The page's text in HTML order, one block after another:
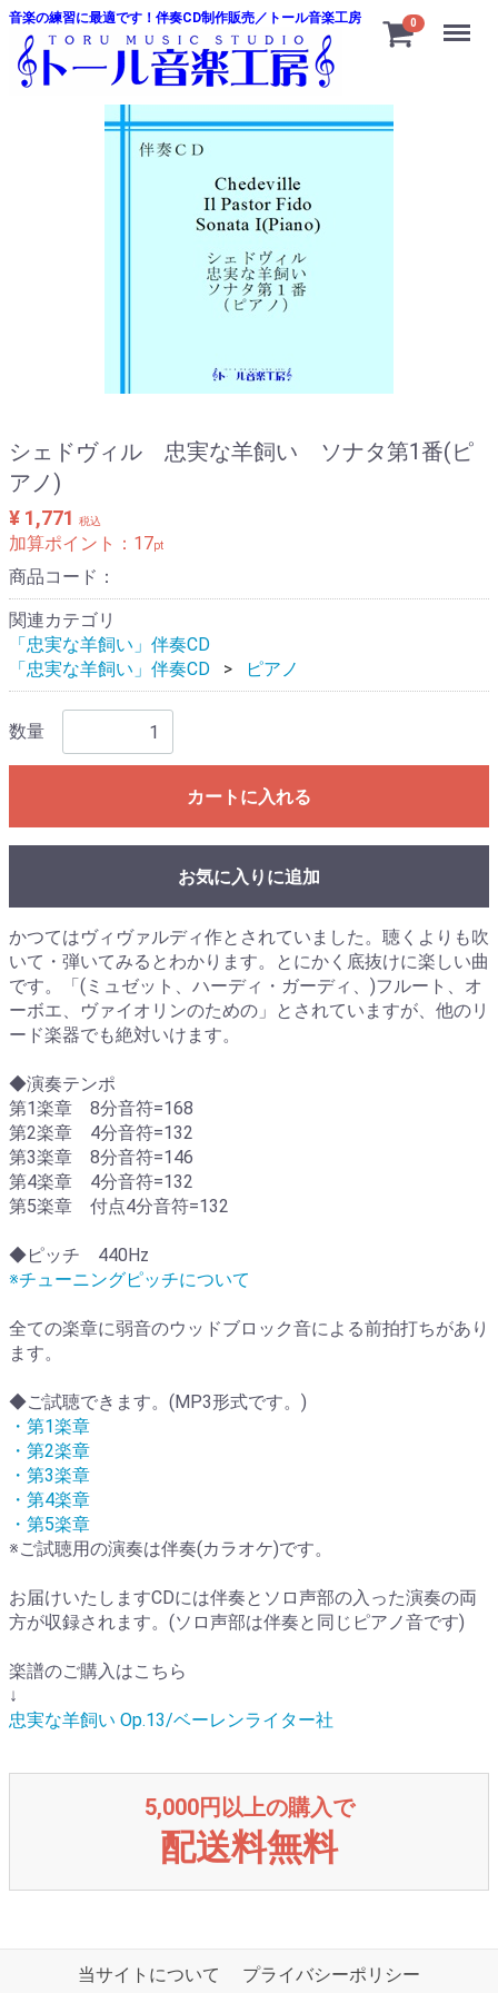
音楽の練習に最適です！伴奏CD制作販売／トール音楽工房 0 Menu
シェドヴィル 忠実な羊飼い ソナタ第1番(ピ
アノ)
¥ 1,771 税込
加算ポイント： 17pt
商品コード：
関連カテゴリ
「忠実な羊飼い」伴奏CD
「忠実な羊飼い」伴奏CD
ピアノ
数量
カートに入れる
お気に入りに追加
かつてはヴィヴァルディ作とされていました。聴くよりも吹
いて・弾いてみるとわかります。とにかく底抜けに楽しい曲
です。「(ミュゼット、ハーディ・ガーディ、)フルート、オ
ーボエ、ヴァイオリンのための」とされていますが、他のリ
ード楽器でも絶対いけます。
◆演奏テンポ
第1楽章 8分音符=168
第2楽章 4分音符=132
第3楽章 8分音符=146
第4楽章 4分音符=132
第5楽章 付点4分音符=132
◆ピッチ 440Hz
※チューニングピッチについて
全ての楽章に弱音のウッドブロック音による前拍打ちがあり
ます。
◆ご試聴できます。(MP3形式です。)
・第1楽章
・第2楽章
・第3楽章
・第4楽章
・第5楽章
※ご試聴用の演奏は伴奏(カラオケ)です。
お届けいたしますCDには伴奏とソロ声部の入った演奏の両
方が収録されます。(ソロ声部は伴奏と同じピアノ音です)
楽譜のご購入はこちら
↓
忠実な羊飼い Op.13/ベーレンライター社
5,000円以上の購入で
配送料無料
当サイトについて プライバシーポリシー